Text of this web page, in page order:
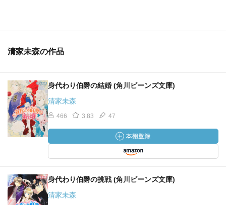
清家未森の作品
身代わり伯爵の結婚 (角川ビーンズ文庫)
清家未森
466 3.83 47
身代わり伯爵の挑戦 (角川ビーンズ文庫)
清家未森